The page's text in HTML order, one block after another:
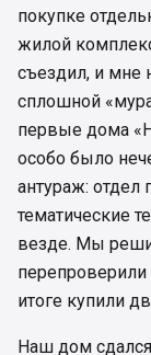
покупке
жилой
съездил, и мне
сплошной
первые дома
особо было
антураж:
тематические
везде. Мы
итоге купили
Наш дом